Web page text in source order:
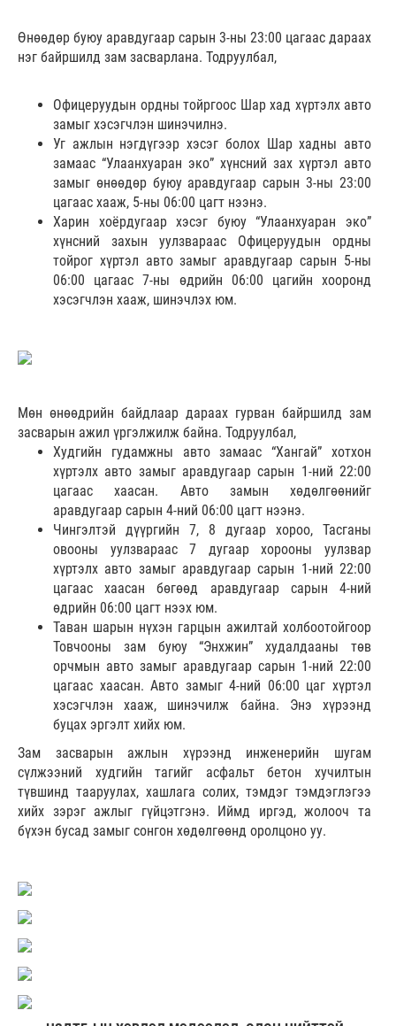
Өнөөдөр буюу аравдугаар сарын 3-ны 23:00 цагаас дараах
нэг байршилд зам засварлана. Тодруулбал,
Офицеруудын ордны тойргоос Шар хад хүртэлх авто
замыг хэсэгчлэн шинэчилнэ.
Уг ажлын нэгдүгээр хэсэг болох Шар хадны авто
замаас “Улаанхуаран эко” хүнсний зах хүртэл авто
замыг өнөөдөр буюу аравдугаар сарын 3-ны 23:00
цагаас хааж, 5-ны 06:00 цагт нээнэ.
Харин хоёрдугаар хэсэг буюу “Улаанхуаран эко”
хүнсний захын уулзвараас Офицеруудын ордны
тойрог хүртэл авто замыг аравдугаар сарын 5-ны
06:00 цагаас 7-ны өдрийн 06:00 цагийн хооронд
хэсэгчлэн хааж, шинэчлэх юм.
Мөн өнөөдрийн байдлаар дараах гурван байршилд зам
засварын ажил үргэлжилж байна. Тодруулбал,
Худгийн гудамжны авто замаас “Хангай” хотхон
хүртэлх авто замыг аравдугаар сарын 1-ний 22:00
цагаас хаасан. Авто замын хөдөлгөөнийг
аравдугаар сарын 4-ний 06:00 цагт нээнэ.
Чингэлтэй дүүргийн 7, 8 дугаар хороо, Тасганы
овооны уулзвараас 7 дугаар хорооны уулзвар
хүртэлх авто замыг аравдугаар сарын 1-ний 22:00
цагаас хаасан бөгөөд аравдугаар сарын 4-ний
өдрийн 06:00 цагт нээх юм.
Таван шарын нүхэн гарцын ажилтай холбоотойгоор
Товчооны зам буюу “Энхжин” худалдааны төв
орчмын авто замыг аравдугаар сарын 1-ний 22:00
цагаас хаасан. Авто замыг 4-ний 06:00 цаг хүртэл
хэсэгчлэн хааж, шинэчилж байна. Энэ хүрээнд
буцах эргэлт хийх юм.
Зам засварын ажлын хүрээнд инженерийн шугам
сүлжээний худгийн тагийг асфальт бетон хучилтын
түвшинд тааруулах, хашлага солих, тэмдэг тэмдэглэгээ
хийх зэрэг ажлыг гүйцэтгэнэ. Иймд иргэд, жолооч та
бүхэн бусад замыг сонгон хөдөлгөөнд оролцоно уу.